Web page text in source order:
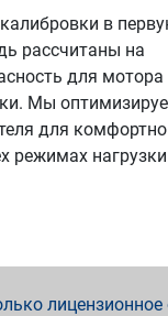
в
рассчитаны на
для мотора
Мы
для
режимах
лицензионное